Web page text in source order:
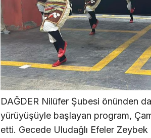
DAĞDER Nilüfer Şubesi önünden
yürüyüşüyle başlayan program,
etti. Gecede Uludağlı Efeler